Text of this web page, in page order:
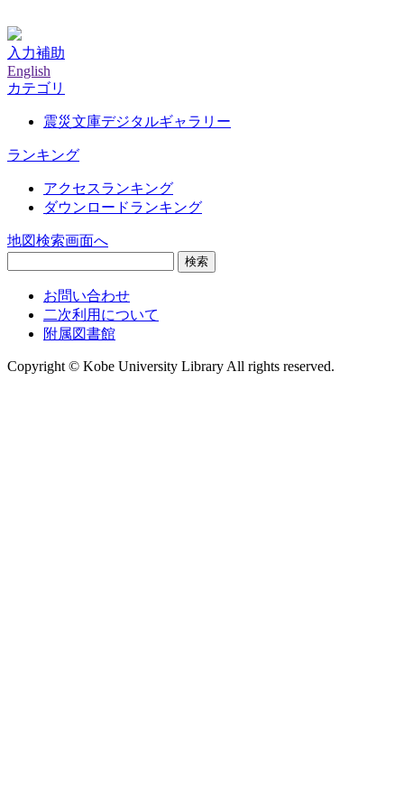
入力補助
English
カテゴリ
震災文庫デジタルギャラリー
ランキング
アクセスランキング
ダウンロードランキング
地図検索画面へ
検索
お問い合わせ
二次利用について
附属図書館
Copyright © Kobe University Library All rights reserved.